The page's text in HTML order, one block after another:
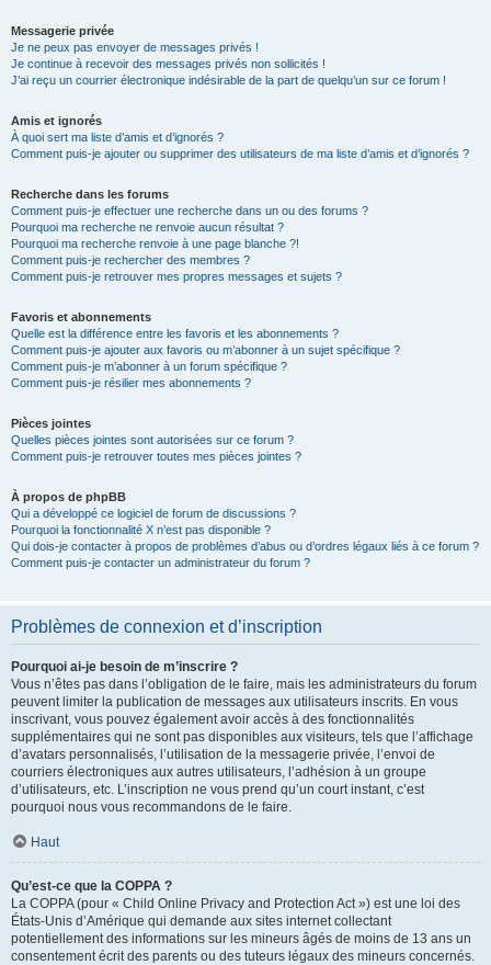
Messagerie privée
Je ne peux pas envoyer de messages privés !
Je continue à recevoir des messages privés non sollicités !
J’ai reçu un courrier électronique indésirable de la part de quelqu’un sur ce forum !
Amis et ignorés
À quoi sert ma liste d’amis et d’ignorés ?
Comment puis-je ajouter ou supprimer des utilisateurs de ma liste d’amis et d’ignorés ?
Recherche dans les forums
Comment puis-je effectuer une recherche dans un ou des forums ?
Pourquoi ma recherche ne renvoie aucun résultat ?
Pourquoi ma recherche renvoie à une page blanche ?!
Comment puis-je rechercher des membres ?
Comment puis-je retrouver mes propres messages et sujets ?
Favoris et abonnements
Quelle est la différence entre les favoris et les abonnements ?
Comment puis-je ajouter aux favoris ou m’abonner à un sujet spécifique ?
Comment puis-je m’abonner à un forum spécifique ?
Comment puis-je résilier mes abonnements ?
Pièces jointes
Quelles pièces jointes sont autorisées sur ce forum ?
Comment puis-je retrouver toutes mes pièces jointes ?
À propos de phpBB
Qui a développé ce logiciel de forum de discussions ?
Pourquoi la fonctionnalité X n’est pas disponible ?
Qui dois-je contacter à propos de problèmes d’abus ou d’ordres légaux liés à ce forum ?
Comment puis-je contacter un administrateur du forum ?
Problèmes de connexion et d’inscription
Pourquoi ai-je besoin de m’inscrire ?
Vous n’êtes pas dans l’obligation de le faire, mais les administrateurs du forum
peuvent limiter la publication de messages aux utilisateurs inscrits. En vous
inscrivant, vous pouvez également avoir accès à des fonctionnalités
supplémentaires qui ne sont pas disponibles aux visiteurs, tels que l’affichage
d’avatars personnalisés, l’utilisation de la messagerie privée, l’envoi de
courriers électroniques aux autres utilisateurs, l’adhésion à un groupe
d’utilisateurs, etc. L’inscription ne vous prend qu’un court instant, c’est
pourquoi nous vous recommandons de le faire.
Haut
Qu’est-ce que la COPPA ?
La COPPA (pour « Child Online Privacy and Protection Act ») est une loi des
États-Unis d’Amérique qui demande aux sites internet collectant
potentiellement des informations sur les mineurs âgés de moins de 13 ans un
consentement écrit des parents ou des tuteurs légaux des mineurs concernés.